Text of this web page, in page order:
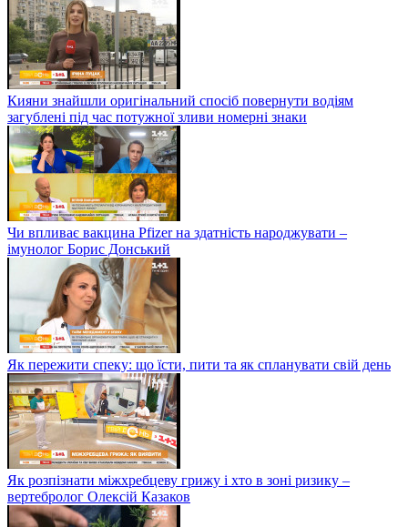
Кияни знайшли оригінальний спосіб повернути водіям
загублені під час потужної зливи номерні знаки
Чи впливає вакцина Pfizer на здатність народжувати –
імунолог Борис Донський
Як пережити спеку: що їсти, пити та як спланувати свій день
Як розпізнати міжхребцеву грижу і хто в зоні ризику –
вертебролог Олексій Казаков